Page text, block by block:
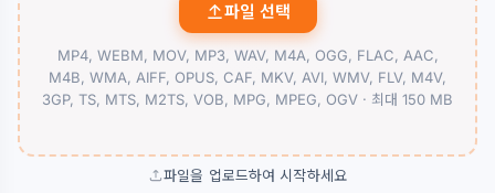
파일 선택
MP4, WEBM, MOV, MP3, WAV, M4A, OGG, FLAC, AAC,
M4B, WMA, AIFF, OPUS, CAF, MKV, AVI, WMV, FLV, M4V,
3GP, TS, MTS, M2TS, VOB, MPG, MPEG, OGV · 최대 150 MB
파일을 업로드하여 시작하세요